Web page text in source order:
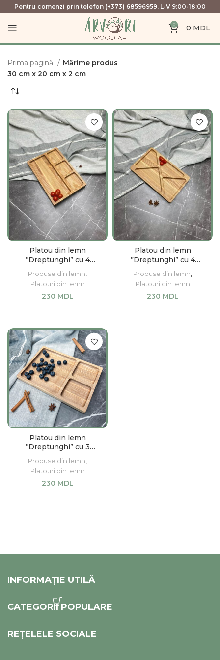
Pentru comenzi prin telefon (+373) 68596959, L-V 9:00-18:00
0 0 MDL
Prima pagină
Mărime produs
30 cm x 20 cm x 2 cm
Platou din lemn
”Dreptunghi” cu 4
compartimente
Produse din lemn
Platouri din lemn
230 MDL
Platou din lemn
”Dreptunghi” cu 4
compartimente
Produse din lemn
Platouri din lemn
230 MDL
Platou din lemn
”Dreptunghi” cu 3
compartimente
Produse din lemn
Platouri din lemn
230 MDL
INFORMAȚIE UTILĂ
CATEGORII POPULARE
REȚELELE SOCIALE